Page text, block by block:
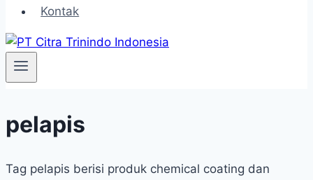
Kontak
pelapis
Tag pelapis berisi produk chemical coating dan